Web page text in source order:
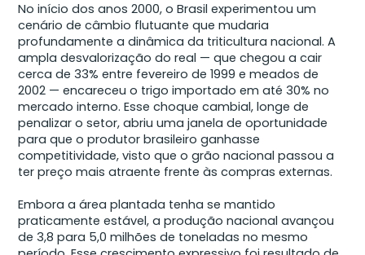
No início dos anos 2000, o Brasil experimentou um
cenário de câmbio flutuante que mudaria
profundamente a dinâmica da triticultura nacional. A
ampla desvalorização do real — que chegou a cair
cerca de 33% entre fevereiro de 1999 e meados de
2002 — encareceu o trigo importado em até 30% no
mercado interno. Esse choque cambial, longe de
penalizar o setor, abriu uma janela de oportunidade
para que o produtor brasileiro ganhasse
competitividade, visto que o grão nacional passou a
ter preço mais atraente frente às compras externas.
Embora a área plantada tenha se mantido
praticamente estável, a produção nacional avançou
de 3,8 para 5,0 milhões de toneladas no mesmo